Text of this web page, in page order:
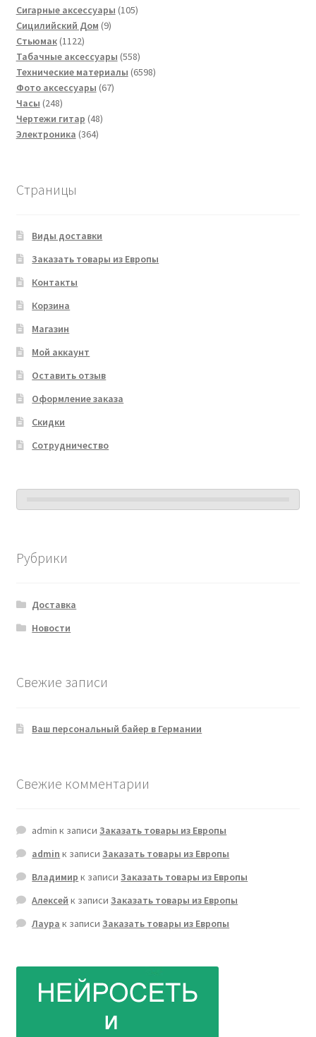
товаров
Сигарные аксессуары 105105
Сицилийский Дом 99
Стьюмак 11221122
товара
Табачные аксессуары 558558
товаров
Технические материалы 65986598
Фото аксессуары 6767
Часы 248248
товаров
Чертежи гитар 4848
Электроника 364364
Страницы
Виды доставки
Заказать товары из Европы
Контакты
Корзина
Магазин
Мой аккаунт
Оставить отзыв
Оформление заказа
Скидки
Сотрудничество
Рубрики
Доставка
Новости
Свежие записи
Ваш персональный байер в Германии
Свежие комментарии
admin к записиЗаказать товары из Европы
admin к записиЗаказать товары из Европы
Владимир к записиЗаказать товары из Европы
Алексей к записиЗаказать товары из Европы
Лаура к записиЗаказать товары из Европы